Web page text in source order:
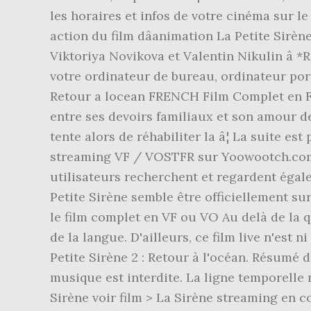
les horaires et infos de votre cinéma sur le
action du film dâanimation La Petite
Viktoriya Novikova et Valentin Nikulin â
votre ordinateur de bureau, ordinateur
Retour a locean FRENCH Film Complet
entre ses devoirs familiaux et son amour
tente alors de réhabiliter la â¦ La suite
streaming VF / VOSTFR sur
utilisateurs recherchent et regardent
Petite Sirène semble être officiellement
le film complet en VF ou VO Au delà de
de la langue. D'ailleurs, ce film live n'est
Petite Sirène 2 : Retour à l'océan.
musique est interdite. La ligne temporelle
Sirène voir film > La Sirène streaming en